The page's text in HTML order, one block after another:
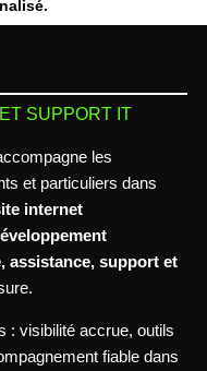
.
SUPPORT IT
les
et particuliers dans
internet
assistance, support et
: visibilité accrue, outils
fiable dans